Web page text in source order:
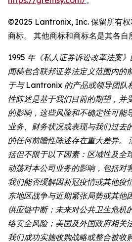
©2025 Lantronix, Inc. 保留所有
商标。 其他商标和商标名是其各自
1995 年《私人证券诉讼改革法案
闻稿包含联邦证券法定义范围内的
于与 Lantronix 的产品或领导团队
性陈述是基于我们目前的期望，并
的影响，这些风险和不确定性可能
业务、财务状况或表现与我们过去
的任何前瞻性陈述存在重大差异。
括但不限于以下因素：区域性及全
动荡对本公司业务的影响，包括对
我们能否缓解因新冠疫情或其他疫
东地区战争与近期紧张局势或其他
供应链中断；未来对公共卫生危机
络安全风险；美国及外国政府相关
我们成功实施收购战略或整合被收